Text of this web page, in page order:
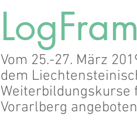
Vom 25.-27. März
dem
Weiterbildungskurse
Vorarlberg